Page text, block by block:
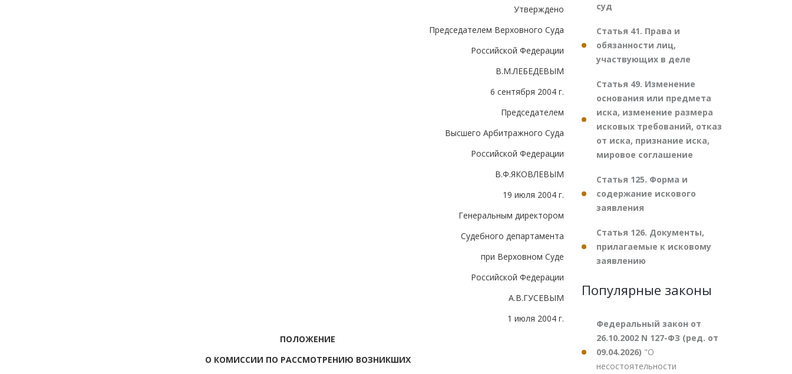
Утверждено
Председателем Верховного Суда
Российской Федерации
В.М.ЛЕБЕДЕВЫМ
6 сентября 2004 г.
Председателем
Высшего Арбитражного Суда
Российской Федерации
В.Ф.ЯКОВЛЕВЫМ
19 июля 2004 г.
Генеральным директором
Судебного департамента
при Верховном Суде
Российской Федерации
А.В.ГУСЕВЫМ
1 июля 2004 г.
ПОЛОЖЕНИЕ
О КОМИССИИ ПО РАССМОТРЕНИЮ ВОЗНИКШИХ
суд
Статья 41. Права и
обязанности лиц,
участвующих в деле
Статья 49. Изменение
основания или предмета
иска, изменение размера
исковых требований, отказ
от иска, признание иска,
мировое соглашение
Статья 125. Форма и
содержание искового
заявления
Статья 126. Документы,
прилагаемые к исковому
заявлению
Популярные законы
Федеральный закон от
26.10.2002 N 127-ФЗ (ред. от
09.04.2026) "О
несостоятельности